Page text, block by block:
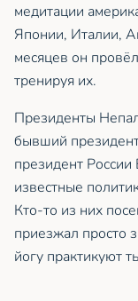
медитации
Японии, Италии,
месяцев он
тренируя их.
Президенты
бывший
президент
известные
Кто-то из них
приезжал просто
йогу практикуют